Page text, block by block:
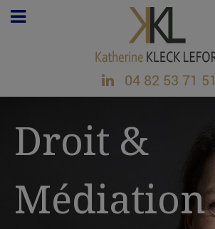
04 82 53 71 51
Droit &
Médiation